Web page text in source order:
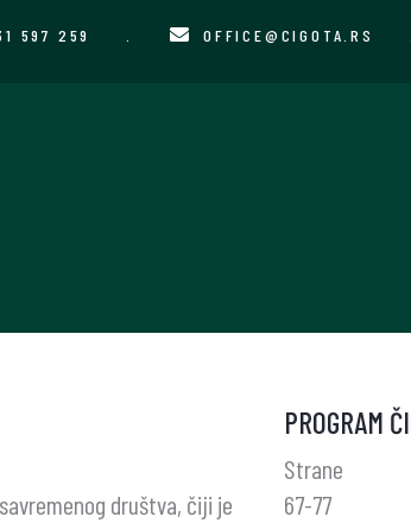
597 259 OFFICE@CIGOTA.RS
društva, čiji je
PROGRAM
Strane
67-77